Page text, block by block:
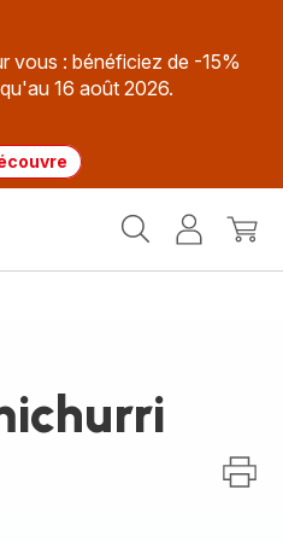
vous : bénéficiez de -15%
16 août 2026.
MonMon